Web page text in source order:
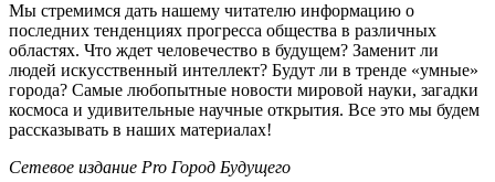
Мы стремимся дать нашему читателю информацию о
последних тенденциях прогресса общества в различных
областях. Что ждет человечество в будущем? Заменит ли
людей искусственный интеллект? Будут ли в тренде «умные»
города? Самые любопытные новости мировой науки, загадки
космоса и удивительные научные открытия. Все это мы будем
рассказывать в наших материалах!
Сетевое издание Pro Город Будущего